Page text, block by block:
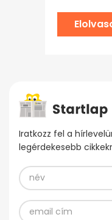
Iratkozz fel a
legérdekesebb